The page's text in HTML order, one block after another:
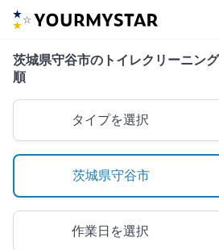
茨城県守谷市のトイレクリーニン
順
タイプを選択
茨城県守谷市
作業日を選択